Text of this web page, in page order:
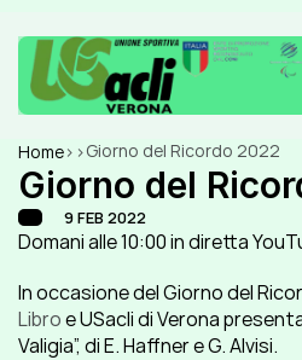
Home> >Giorno del Ricordo 2022
Giorno del
9 FEB 2022
Domani alle 10:00 in diretta
In occasione del Giorno del
Libro e USacli di Verona
Valigia”, di E. Haffner e G. Alvisi.